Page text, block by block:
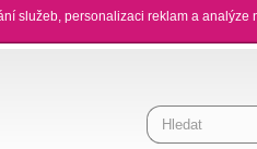
služeb, personalizaci reklam a